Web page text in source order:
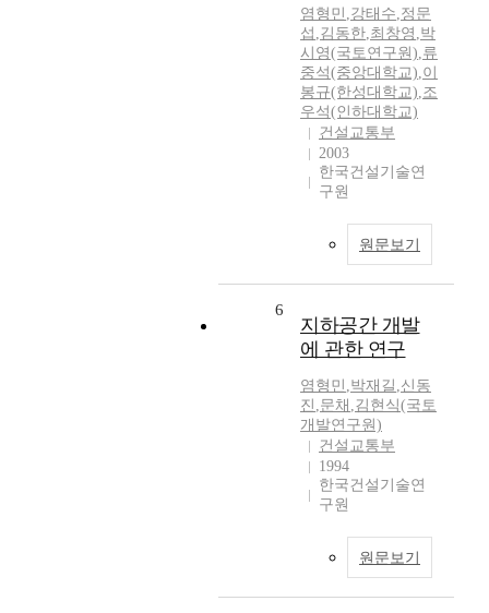
염형민 ,강태수,정문
섭 ,김동한,최창영 ,박
시영(국토연구원),류
중석(중앙대학교),이
봉규(한성대학교),조
우석(인하대학교)
건설교통부
2003
한국건설기술연
구원
원문보기
6
지하공간 개발
에 관한 연구
염형민 ,박재길 ,신동
진 ,문채 ,김현식(국토
개발연구원)
건설교통부
1994
한국건설기술연
구원
원문보기